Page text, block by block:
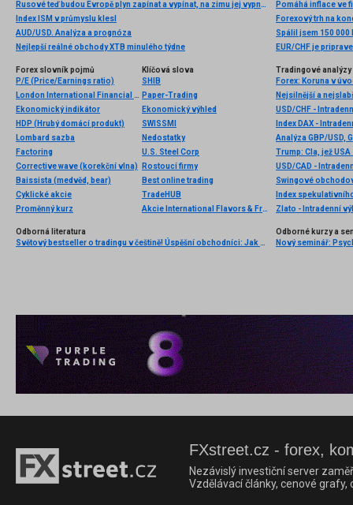
Rusové teď budou Evropě plyn zapínat a vypínat, na zimu jej vypnou zcela, varuje expert z Bruselu. Včera oznámené vypnutí zřejmě Němce definitivně přiměje zachovat si své jaderné elektrárny
Index ISM v průmyslu klesl
AUD/USD. Analýza a prognóza
Nejlepší reálné obchody XTB minulého týdne
Pomáhá inflace ve
Forexový trh na
EUR/CHF je
Forex slovník pojmů
P/E (Price/Earnings ratio)
London International Financial Futures Exchange (LIFFE)
Ekonomický indikátor
HDP (Hrubý domácí produkt)
Lombard sazba
Factoring
Corrective wave (korekční vlna)
Baissista (medvěd, bear)
Cyklické akcie
Proměnný kurz
Klíčová slova
SHIB
Paper-Trading
Ekonomický výhled
SWISSMI
Nedostatky
U.S. Steel Corp
Rostoucí firmy
Best online trading
TradeHUB
Akcie International Flavors & Fragrances
Tradingové analýzy
Nejsilnější a
USD/CHF -
Index DAX -
Analýza GBP/USD,
Trump: Cla, jež
USD/CAD -
Swingové
Index
Zlato - Intradenní
Odborná literatura
Světový bestseller o tradingu v češtině! Úspěšní obchodníci: Jak běžní lidé porážejí Wall Street v jeho vlastní hře
Odborné kurzy a
FXstreet.cz - forex,
Nezávislý investiční server
Vzdělávací články, cenové